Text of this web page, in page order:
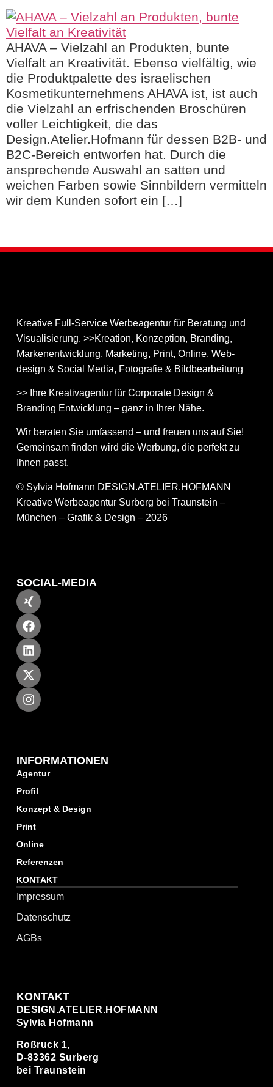
AHAVA – Vielzahl an Produkten, bunte
Vielfalt an Kreativität. Ebenso vielfältig, wie
die Produktpalette des israelischen
Kosmetikunternehmens AHAVA ist, ist auch
die Vielzahl an erfrischenden Broschüren
voller Leichtigkeit, die das
Design.Atelier.Hofmann für dessen B2B- und
B2C-Bereich entworfen hat. Durch die
ansprechende Auswahl an satten und
weichen Farben sowie Sinnbildern vermitteln
wir dem Kunden sofort ein […]
Kreative Full-Service Werbeagentur für Beratung und
Visualisierung. >>Kreation, Konzeption, Branding,
Markenentwicklung, Marketing, Print, Online, Web­
design & Social Media, Fotografie & Bildbear­bei­tung
>> Ihre Kreativagentur für Corporate Design &
Branding Entwicklung – ganz in Ihrer Nähe.
Wir beraten Sie umfassend – und freuen uns auf Sie!
Gemeinsam finden wird die Werbung, die perfekt zu
Ihnen passt.
© Sylvia Hofmann DESIGN.ATELIER.HOFMANN
Kreative Werbeagentur Surberg bei Traunstein –
München – Grafik & Design – 2026
INFORMATIONEN
Agentur
Profil
Konzept & Design
Print
Online
Referenzen
KONTAKT
Impressum
Datenschutz
AGBs
KONTAKT
DESIGN.ATELIER.HOFMANN
Sylvia Hofmann
Roßruck 1,
D-83362 Surberg
bei Traunstein
SOCIAL-MEDIA